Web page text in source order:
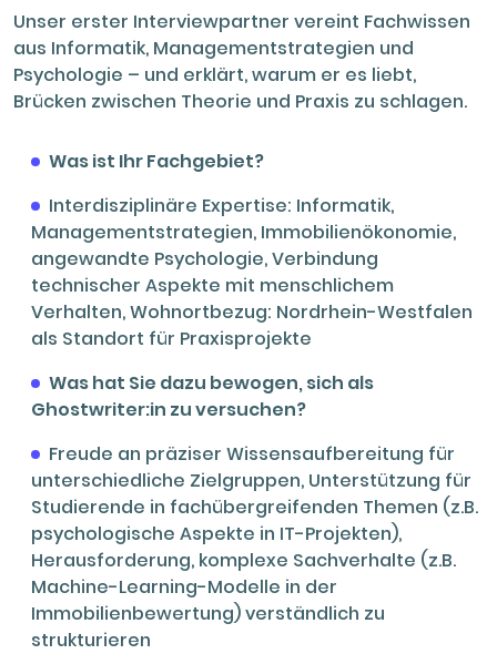
Unser erster Interviewpartner vereint Fachwissen
aus Informatik, Managementstrategien und
Psychologie – und erklärt, warum er es liebt,
Brücken zwischen Theorie und Praxis zu schlagen.
Was ist Ihr Fachgebiet?
Interdisziplinäre Expertise: Informatik,
Managementstrategien, Immobilienökonomie,
angewandte Psychologie, Verbindung
technischer Aspekte mit menschlichem
Verhalten, Wohnortbezug: Nordrhein-Westfalen
als Standort für Praxisprojekte
Was hat Sie dazu bewogen, sich als
Ghostwriter:in zu versuchen?
Freude an präziser Wissensaufbereitung für
unterschiedliche Zielgruppen, Unterstützung für
Studierende in fachübergreifenden Themen (z.B.
psychologische Aspekte in IT-Projekten),
Herausforderung, komplexe Sachverhalte (z.B.
Machine-Learning-Modelle in der
Immobilienbewertung) verständlich zu
strukturieren